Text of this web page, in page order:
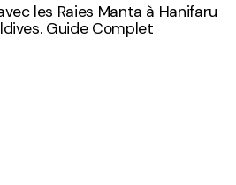
les Raies Manta à Hanifaru
Guide Complet